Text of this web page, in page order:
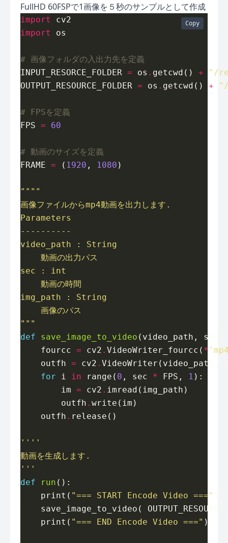
FullHD 60FSPで1画像を５秒のサンプルとして作成
import
import
# 画像フォルダの入出力先を定義
INPUT_RESORCE_FOLDER = os . getcwd() +
"/
OUTPUT_RESOURCE_FOLDER = os . getcwd() +
# FPSを定義
FPS = 60
# 動画のサイズを定義
FRAME = ( 1920 , 1080
"""
def
save_image_to_video
    fourcc
= cv2 . VideoWriter_fourcc( *
    outfh
= cv2 .
for i in range( 0 , sec * FPS, 1
        im
= cv2 .
        outfh
.
    outfh
.
'''
def
run
    print(
"=== START Encode Video ==="
save_image_to_video(
    print(
"=== END Encode Video ==="
Copy